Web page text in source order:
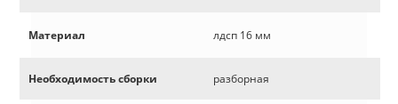
Материал лдсп 16 мм
Необходимость сборки разборная